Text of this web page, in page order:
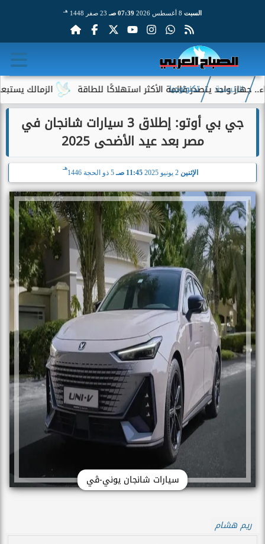
السبت 07:39 صـ 23 صفر 1448 هـ
الزمالك يستبعد 4 لاعبين شباب من حساباته في الموسم الجديد واحد يتصدر قائمة الأكثر استهلاكًا للطاقة
الرئيسية تكنولوجيا
جي بي أوتو: إطلاق 3 سيارات شانجان في
مصر بعد عيد الأضحى 2025
الإثنين 2 يونيو 2025 11:45 صـ 5 ذو الحجة 1446
هـ
سيارات شانجان يوني-ڤي
ريم هشام